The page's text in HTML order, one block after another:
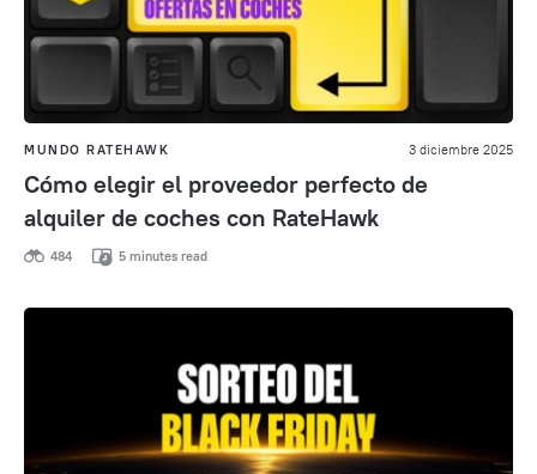
MUNDO RATEHAWK 3 diciembre 2025
Cómo elegir el proveedor perfecto de
alquiler de coches con RateHawk
484 5 minutes read